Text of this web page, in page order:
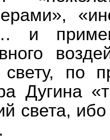
и
по
Дугина
света,